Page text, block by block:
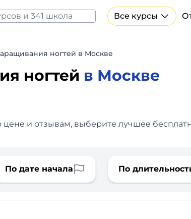
Все курсы
ногтей в Москве
ногтей в Москве
и отзывам, выберите лучшее
По дате начала По
по нейросетям